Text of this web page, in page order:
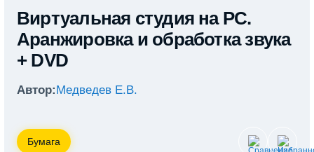
Виртуальная студия на PC.
Аранжировка и обработка звука
+ DVD
Автор: Медведев Е.В.
Бумага